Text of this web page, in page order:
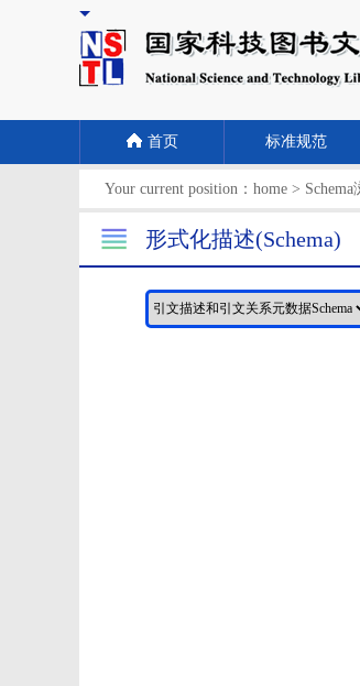
首页 标准规范
Your current position： home > Schema
形式化描述(Schema)